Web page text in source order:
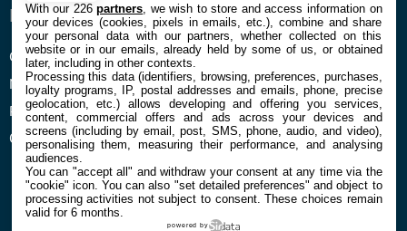
ENTREPRISE
Confidentialité et Cookies
Mentions légales et CGU
Préférences Cookies
Qui sommes nous
À PROPOS
Contact
With our 226partners , we wish to store and access information on
your devices (cookies, pixels in emails, etc.), combine and share
your personal data with our partners, whether collected on this
website or in our emails, already held by some of us, or obtained
later, including in other contexts.
Processing this data (identifiers, browsing, preferences, purchases,
loyalty programs, IP, postal addresses and emails, phone, precise
geolocation, etc.) allows developing and offering you services,
content, commercial offers and ads across your devices and
screens (including by email, post, SMS, phone, audio, and video),
personalising them, measuring their performance, and analysing
audiences.
You can "accept all" and withdraw your consent at any time via the
"cookie" icon. You can also "set detailed preferences" and object to
processing activities not subject to consent. These choices remain
valid for 6 months.
powered by